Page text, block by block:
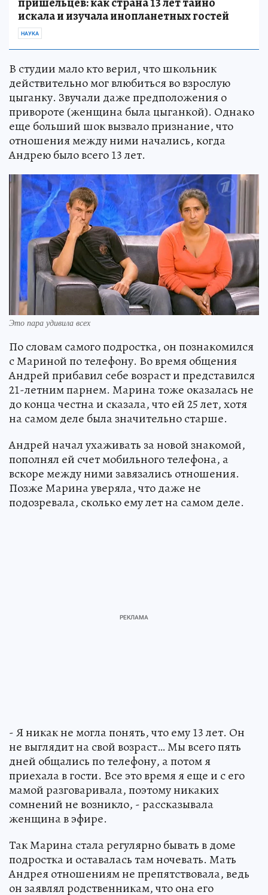
искала и изучала инопланетных гостей
НАУКА
В студии мало кто верил, что школьник
действительно мог влюбиться во взрослую
цыганку. Звучали даже предположения о
привороте (женщина была цыганкой). Однако
еще больший шок вызвало признание, что
отношения между ними начались, когда
Андрею было всего 13 лет.
Это пара удивила всех
По словам самого подростка, он познакомился
с Мариной по телефону. Во время общения
Андрей прибавил себе возраст и представился
21-летним парнем. Марина тоже оказалась не
до конца честна и сказала, что ей 25 лет, хотя
на самом деле была значительно старше.
Андрей начал ухаживать за новой знакомой,
пополнял ей счет мобильного телефона, а
вскоре между ними завязались отношения.
Позже Марина уверяла, что даже не
подозревала, сколько ему лет на самом деле.
- Я никак не могла понять, что ему 13 лет. Он
не выглядит на свой возраст… Мы всего пять
дней общались по телефону, а потом я
приехала в гости. Все это время я еще и с его
мамой разговаривала, поэтому никаких
сомнений не возникло, - рассказывала
женщина в эфире.
Так Марина стала регулярно бывать в доме
подростка и оставалась там ночевать. Мать
Андрея отношениям не препятствовала, ведь
он заявлял родственникам, что она его